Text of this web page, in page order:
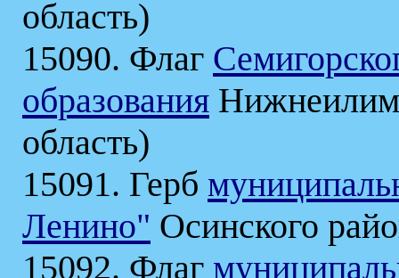
область)
15090. Флаг
образования
область)
15091. Герб
Ленино" Осинского
15092. Флаг